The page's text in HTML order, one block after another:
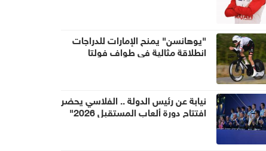
"يوهانسن" يمنح الإمارات للدراجات
انطلاقة مثالية في طواف فولتا
نيابة عن رئيس الدولة .. الفلاسي يحضر
افتتاح دورة ألعاب المستقبل 2026"